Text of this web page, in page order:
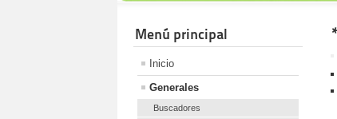
Menú principal
Inicio
Generales
Buscadores